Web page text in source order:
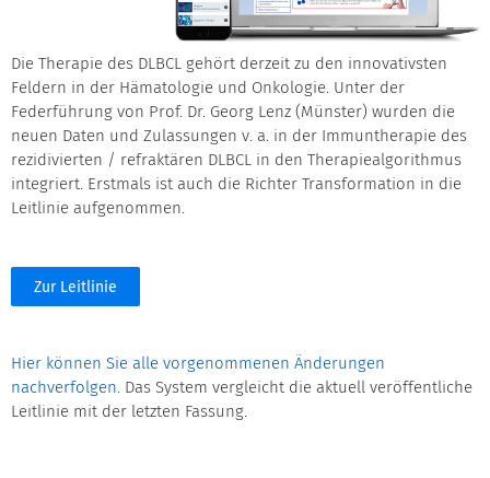
Die Therapie des DLBCL gehört derzeit zu den innovativsten
Feldern in der Hämatologie und Onkologie. Unter der
Federführung von Prof. Dr. Georg Lenz (Münster) wurden die
neuen Daten und Zulassungen v. a. in der Immuntherapie des
rezidivierten / refraktären DLBCL in den Therapiealgorithmus
integriert. Erstmals ist auch die Richter Transformation in die
Leitlinie aufgenommen.
Zur Leitlinie
Hier können Sie alle vorgenommenen Änderungen
nachverfolgen. Das System vergleicht die aktuell veröffentliche
Leitlinie mit der letzten Fassung.